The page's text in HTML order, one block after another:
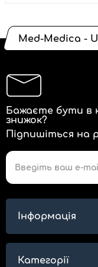
Med-Medica -
Бажаєте бути в
знижок?
Підпишіться на
Інформація
Категорії